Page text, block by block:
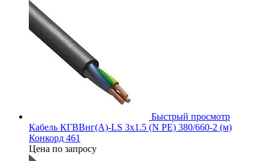
Быстрый просмотр
Кабель КГВВнг(А)-LS 3х1.5 (N PE) 380/660-2 (м)
Конкорд 461
Цена по запросу